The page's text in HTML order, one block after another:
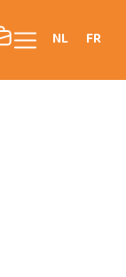
NL FR